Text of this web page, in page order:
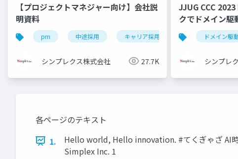
【プロジェクトマネジャー向け】会社説
明資料
pm 中途採用 キャリア採用 pm採用
シンプレクス株式会社 27.7K
JJUG CCC
クでドメイン駆
ドメイン駆
シンプレ
各ページのテキスト
1.
Hello world, Hello innovation. #てくぎゃざ AI
Simplex Inc. 1